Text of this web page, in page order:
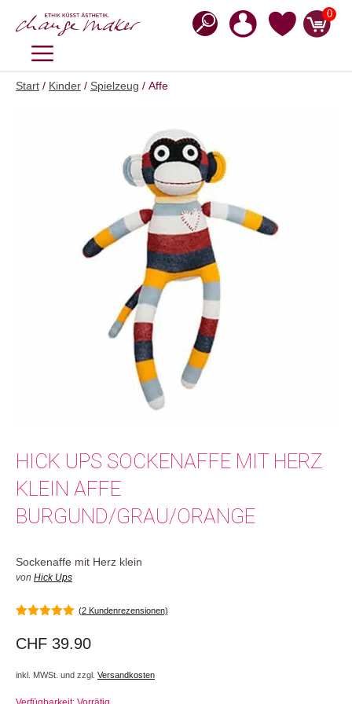
Inhalt
0
MENÜ
Start / Kinder / Spielzeug / Affe
HICK UPS SOCKENAFFE MIT HERZ
KLEIN AFFE
BURGUND/GRAU/ORANGE
Sockenaffe mit Herz klein
von Hick Ups
(2Kundenrezensionen)
CHF 39.90
inkl. MWSt. und zzgl. Versandkosten